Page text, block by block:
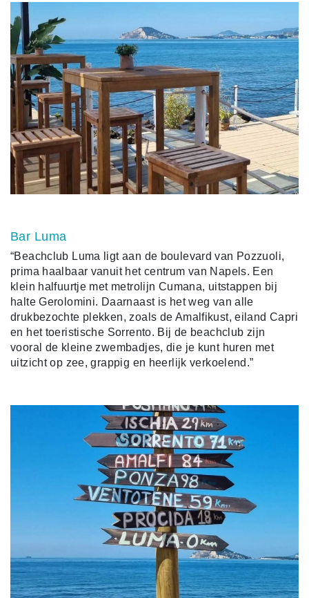
Bar Luma
“Beachclub Luma ligt aan de boulevard van Pozzuoli,
prima haalbaar vanuit het centrum van Napels. Een
klein halfuurtje met metrolijn Cumana, uitstappen bij
halte Gerolomini. Daarnaast is het weg van alle
drukbezochte plekken, zoals de Amalfikust, eiland Capri
en het toeristische Sorrento. Bij de beachclub zijn
vooral de kleine zwembadjes, die je kunt huren met
uitzicht op zee, grappig en heerlijk verkoelend.”